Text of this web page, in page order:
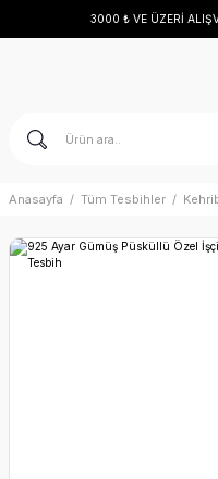
3000 ₺ VE ÜZERİ
Anasayfa Tüm Tesbihler